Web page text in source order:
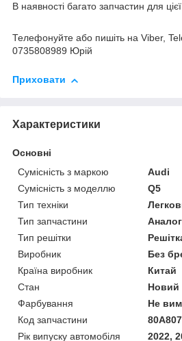
В наявності багато запчастин для
Телефонуйте або пишіть на Viber,
0735808989 Юрій
Приховати
Характеристики
Основні
Сумісність з маркою
Audi
Сумісність з моделлю
Q5
Тип техніки
Тип запчастини
Аналог
Тип решітки
Виробник
Без
Країна виробник
Китай
Стан
Новий
Фарбування
Не
Код запчастини
Рік випуску автомобіля
2022,